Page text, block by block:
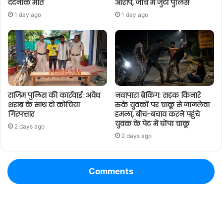
दर्दनाक मौत
1 day ago
आरोप, जांच में जुटी पुलिस
1 day ago
राजिम पुलिस की कार्रवाई: अवैध
शराब के साथ दो कोचिया
गिरफ्तार
2 days ago
नवापारा ब्रेकिंग: सड़क किनारे
रुके युवकों पर चाकू से जानलेवा
हमला, बीच-बचाव करने पहुंचे
युवक के पेट में घोंपा चाकू
2 days ago
Comments